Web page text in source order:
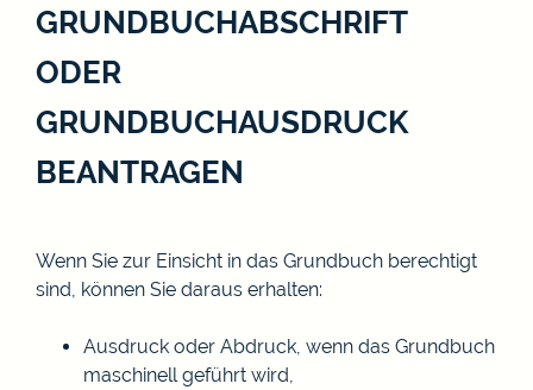
GRUNDBUCHABSCHRIFT
ODER
GRUNDBUCHAUSDRUCK
BEANTRAGEN
Wenn Sie zur Einsicht in das Grundbuch berechtigt
sind, können Sie daraus erhalten:
Ausdruck oder Abdruck, wenn das Grundbuch
maschinell geführt wird,